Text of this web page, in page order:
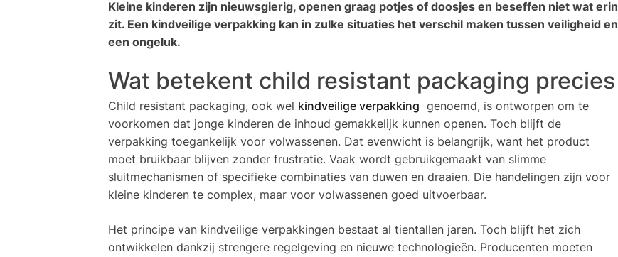
Kleine kinderen zijn nieuwsgierig, openen graag potjes of doosjes en beseffen niet wat erin
zit. Een kindveilige verpakking kan in zulke situaties het verschil maken tussen veiligheid en
een ongeluk.
Wat betekent child resistant packaging precies
Child resistant packaging, ook wel kindveilige verpakking genoemd, is ontworpen om te
voorkomen dat jonge kinderen de inhoud gemakkelijk kunnen openen. Toch blijft de
verpakking toegankelijk voor volwassenen. Dat evenwicht is belangrijk, want het product
moet bruikbaar blijven zonder frustratie. Vaak wordt gebruikgemaakt van slimme
sluitmechanismen of specifieke combinaties van duwen en draaien. Die handelingen zijn voor
kleine kinderen te complex, maar voor volwassenen goed uitvoerbaar.
Het principe van kindveilige verpakkingen bestaat al tientallen jaren. Toch blijft het zich
ontwikkelen dankzij strengere regelgeving en nieuwe technologieën. Producenten moeten